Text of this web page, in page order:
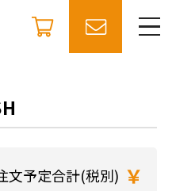
文予定合計(税別) ￥